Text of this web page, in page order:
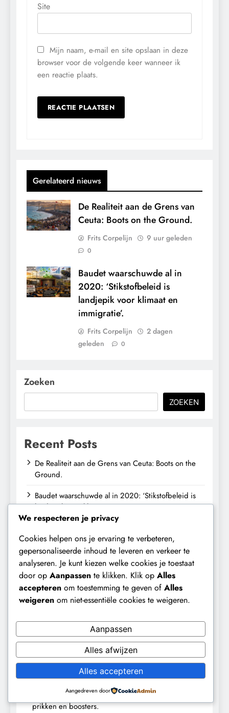
Site
Mijn naam, e-mail en site opslaan in deze
browser voor de volgende keer wanneer ik
een reactie plaats.
Gerelateerd nieuws
De Realiteit aan de Grens van
Ceuta: Boots on the Ground.
Frits Corpelijn 9 uur geleden
0
Baudet waarschuwde al in
2020: ‘Stikstofbeleid is
landjepik voor klimaat en
immigratie’.
Frits Corpelijn
2 dagen
geleden
0
Zoeken
ZOEKEN
Recent Posts
De Realiteit aan de Grens van Ceuta: Boots on the
Ground.
Baudet waarschuwde al in 2020: ‘Stikstofbeleid is
landjepik voor klimaat en immigratie’.
op het spel staat, buitengesloten?
Fauci ontmaskerd: Compilatie legt tegenstrijdige
uitspraken bloot.
De wetenschap schaadt de samenleving.
Recent Comments
penicillin allergy hivesopStikstof, wetenschap en
politiek: hoe een Kamerdebat de kern van het
Nederlandse natuurbeleid blootlegde
opDe strijd van het immuunsysteem tegen
prikken en boosters.
We respecteren je privacy
Cookies helpen ons je ervaring te verbeteren,
gepersonaliseerde inhoud te leveren en verkeer te
analyseren. Je kunt kiezen welke cookies je toestaat
door op Aanpassen te klikken. Klik op Alles
accepteren om toestemming te geven of Alles
weigeren om niet-essentiële cookies te weigeren.
Aanpassen
Alles afwijzen
Alles accepteren
Aangedreven door